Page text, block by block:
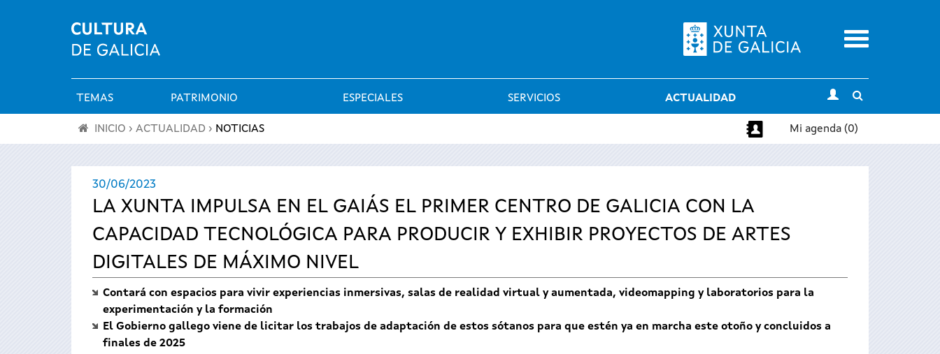
Menu
Menú
principal
TEMAS PATRIMONIO ESPECIALES SERVICIOS ACTUALIDAD
search
encuentra
aquí
INICIO › ACTUALIDAD › NOTICIAS Mi agenda (0)
30/06/2023
LA XUNTA IMPULSA EN EL GAIÁS EL PRIMER CENTRO DE GALICIA CON LA
CAPACIDAD TECNOLÓGICA PARA PRODUCIR Y EXHIBIR PROYECTOS DE ARTES
DIGITALES DE MÁXIMO NIVEL
Contará con espacios para vivir experiencias inmersivas, salas de realidad virtual y aumentada, videomapping y laboratorios para la
experimentación y la formación
El Gobierno gallego viene de licitar los trabajos de adaptación de estos sótanos para que estén ya en marcha este otoño y concluidos a
finales de 2025